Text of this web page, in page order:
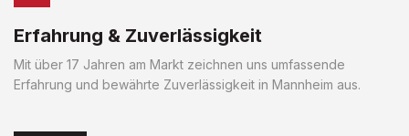
Erfahrung & Zuverlässigkeit
Mit über 17 Jahren am Markt zeichnen uns umfassende
Erfahrung und bewährte Zuverlässigkeit in Mannheim aus.